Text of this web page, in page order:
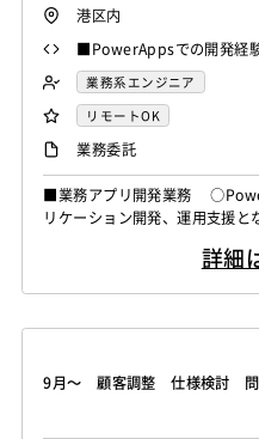
港区内
■PowerAppsでの開発経
方 ■コミュニケーション
業務系エンジニア
リモートOK
業務委託
■業務アプリ開発業務
リケーション開発、運用支援と
詳細
9月～ 顧客調整 仕様検討